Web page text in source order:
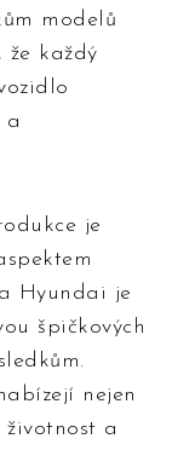
modelů
že každý
a
je
a Hyundai je
špičkových
nejen
a